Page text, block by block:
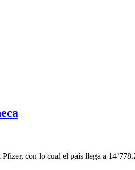
con lo cual el país llega a